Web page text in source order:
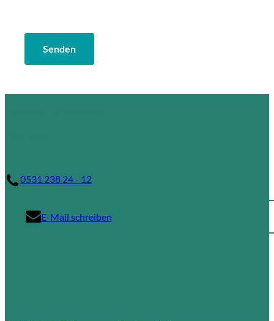
0531 238 24 - 12
E-Mail schreiben